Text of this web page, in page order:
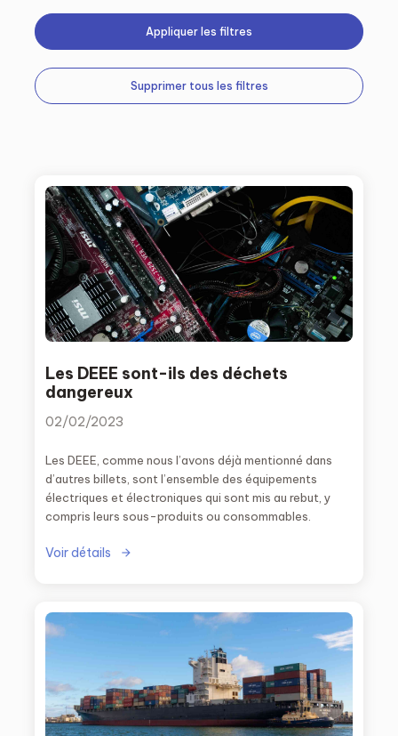
Appliquer les filtres
Supprimer tous les filtres
Les DEEE sont-ils des déchets
dangereux
02/02/2023
Les DEEE, comme nous l’avons déjà mentionné dans
d’autres billets, sont l’ensemble des équipements
électriques et électroniques qui sont mis au rebut, y
compris leurs sous-produits ou consommables.
Voir détails